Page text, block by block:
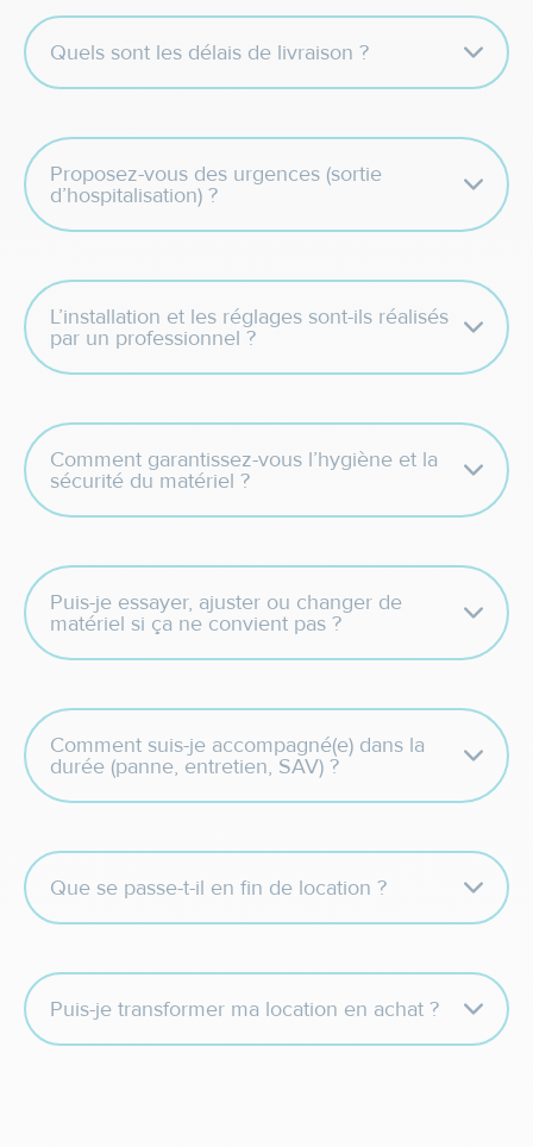
Quels sont les délais de livraison ?
Proposez-vous des urgences (sortie
d’hospitalisation) ?
L’installation et les réglages sont-ils réalisés
par un professionnel ?
Comment garantissez-vous l’hygiène et la
sécurité du matériel ?
Puis-je essayer, ajuster ou changer de
matériel si ça ne convient pas ?
Comment suis-je accompagné(e) dans la
durée (panne, entretien, SAV) ?
Que se passe-t-il en fin de location ?
Puis-je transformer ma location en achat ?